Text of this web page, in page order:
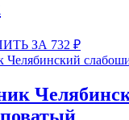
ЗА 732 ₽